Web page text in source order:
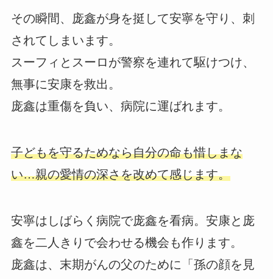
その瞬間、庞鑫が身を挺して安寧を守り、刺
されてしまいます。
スーフィとスーロが警察を連れて駆けつけ、
無事に安康を救出。
庞鑫は重傷を負い、病院に運ばれます。
子どもを守るためなら自分の命も惜しまな
い…親の愛情の深さを改めて感じます。
安寧はしばらく病院で庞鑫を看病。安康と庞
鑫を二人きりで会わせる機会も作ります。
庞鑫は、末期がんの父のために「孫の顔を見